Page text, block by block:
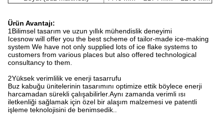
Ürün Avantajı:
1Bilimsel tasarım ve uzun yıllık mühendislik deneyimi
Icesnow will offer you the best scheme of tailor-made ice-making
system We have not only supplied lots of ice flake systems to
customers from various places but also offered technological
consultancy to them.
2Yüksek verimlilik ve enerji tasarrufu
Buz kabuğu ünitelerinin tasarımını optimize ettik böylece enerji
harcamadan sürekli çalışabilirler.Aynı zamanda verimli ısı
iletkenliği sağlamak için özel bir alaşım malzemesi ve patentli
işleme teknolojisini de benimsedik..